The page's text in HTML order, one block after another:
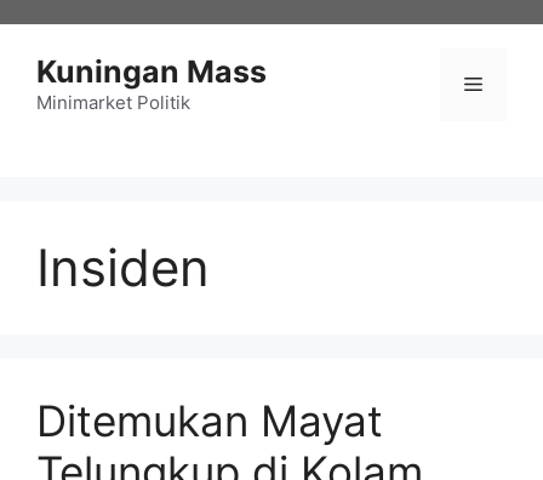
Kuningan Mass
Minimarket Politik
Menu
Insiden
Ditemukan Mayat